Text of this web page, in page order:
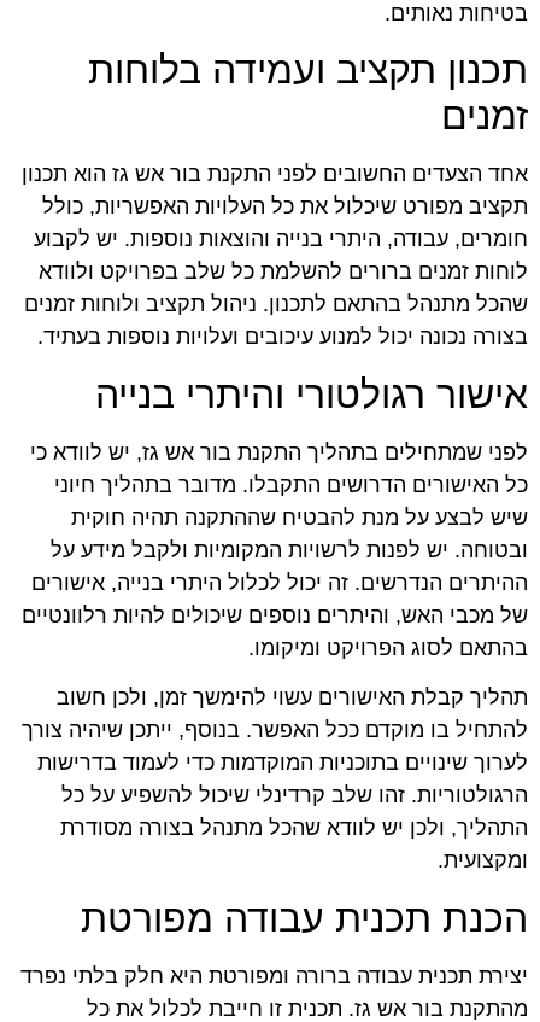
בטיחות נאותים.
תכנון תקציב ועמידה בלוחות
זמנים
אחד הצעדים החשובים לפני התקנת בור אש גז הוא תכנון
תקציב מפורט שיכלול את כל העלויות האפשריות, כולל
חומרים, עבודה, היתרי בנייה והוצאות נוספות. יש לקבוע
לוחות זמנים ברורים להשלמת כל שלב בפרויקט ולוודא
שהכל מתנהל בהתאם לתכנון. ניהול תקציב ולוחות זמנים
בצורה נכונה יכול למנוע עיכובים ועלויות נוספות בעתיד.
אישור רגולטורי והיתרי בנייה
לפני שמתחילים בתהליך התקנת בור אש גז, יש לוודא כי
כל האישורים הדרושים התקבלו. מדובר בתהליך חיוני
שיש לבצע על מנת להבטיח שההתקנה תהיה חוקית
ובטוחה. יש לפנות לרשויות המקומיות ולקבל מידע על
ההיתרים הנדרשים. זה יכול לכלול היתרי בנייה, אישורים
של מכבי האש, והיתרים נוספים שיכולים להיות רלוונטיים
בהתאם לסוג הפרויקט ומיקומו.
תהליך קבלת האישורים עשוי להימשך זמן, ולכן חשוב
להתחיל בו מוקדם ככל האפשר. בנוסף, ייתכן שיהיה צורך
לערוך שינויים בתוכניות המוקדמות כדי לעמוד בדרישות
הרגולטוריות. זהו שלב קרדינלי שיכול להשפיע על כל
התהליך, ולכן יש לוודא שהכל מתנהל בצורה מסודרת
ומקצועית.
הכנת תכנית עבודה מפורטת
יצירת תכנית עבודה ברורה ומפורטת היא חלק בלתי נפרד
מהתקנת בור אש גז. תכנית זו חייבת לכלול את כל